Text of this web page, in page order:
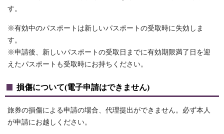
す。
※有効中のパスポートは新しいパスポートの受取時に失効しま
す。
※申請後、新しいパスポートの受取日までに有効期限満了日を迎
えたパスポートも受取時にお持ちください。
損傷について(電子申請はできません)
旅券の損傷による申請の場合、代理提出ができません。必ず本人
が申請にお越しください。